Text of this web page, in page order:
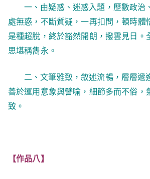
一、由疑惑、迷惑入題，歷數政治
處無惑，不斷質疑，一再扣問，頓時體
是種超脫，終於豁然開朗，撥雲見日。
思堪稱雋永。
二、文筆雅致，敘述流暢，層層遞
善於運用意象與譬喻，細節多而不俗，
致。
【作品八】